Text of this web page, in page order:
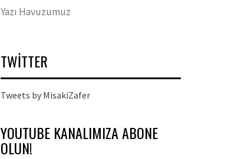
Yazı Havuzumuz
TWITTER
Tweets by MisakiZafer
YOUTUBE KANALIMIZA ABONE
OLUN!